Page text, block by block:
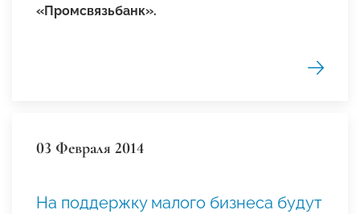
«Промсвязьбанк».
03 Февраля 2014
На поддержку малого бизнеса будут